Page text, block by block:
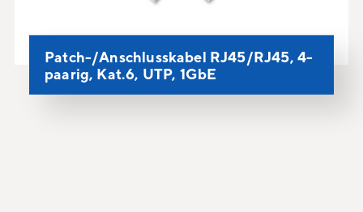
Patch-/Anschlusskabel RJ45/RJ45, 4-
paarig, Kat.6, UTP, 1GbE